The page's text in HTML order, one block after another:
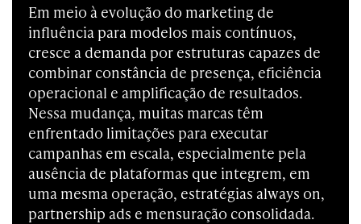
Em meio à evolução do marketing de
influência para modelos mais contínuos,
cresce a demanda por estruturas capazes de
combinar constância de presença, eficiência
operacional e amplificação de resultados.
Nessa mudança, muitas marcas têm
enfrentado limitações para executar
campanhas em escala, especialmente pela
ausência de plataformas que integrem, em
uma mesma operação, estratégias always on,
partnership ads e mensuração consolidada.